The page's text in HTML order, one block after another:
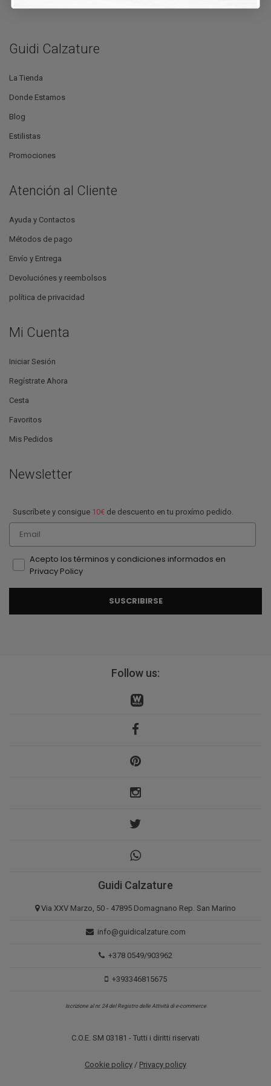
Guidi Calzature
La Tienda
Donde Estamos
Blog
Estilistas
Promociones
Atención al Cliente
Ayuda y Contactos
Métodos de pago
Envío y Entrega
Devoluciónes y reembolsos
política de privacidad
Mi Cuenta
Iniciar Sesión
Regístrate Ahora
Cesta
Favoritos
Mis Pedidos
Newsletter
Suscríbete y consigue 10€ de descuento en tu proxímo pedido.
Email
Acepto los términos y condiciones informados en
Privacy Policy
SUSCRIBIRSE
Follow us:
Guidi Calzature
Via XXV Marzo, 50 - 47895 Domagnano Rep. San Marino
info@guidicalzature.com
+378 0549/903962
+393346815675
Iscrizione al nr. 24 del Registro delle Attività di e-commerce
C.O.E. SM 03181 - Tutti i diritti riservati
Cookie policy / Privacy policy